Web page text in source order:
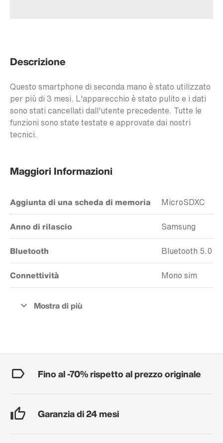
Descrizione
Questo smartphone di seconda mano è stato utilizzato
per più di 3 mesi. L'apparecchio è stato pulito e i dati
sono stati cancellati dall'utente precedente. Tutte le
funzioni sono state testate e approvate dai nostri
tecnici.
Maggiori Informazioni
Aggiunta di una scheda di memoria MicroSDXC
Anno di rilascio Samsung
Bluetooth Bluetooth 5.0
Connettività Mono sim
Fino al -70% rispetto al prezzo originale
Garanzia di 24 mesi